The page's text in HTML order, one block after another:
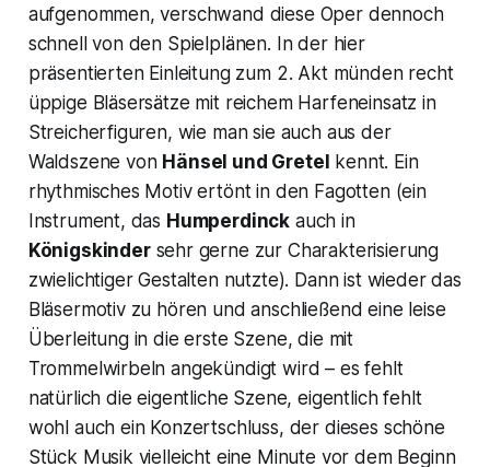
aufgenommen, verschwand diese Oper dennoch
schnell von den Spielplänen. In der hier
präsentierten Einleitung zum 2. Akt münden recht
üppige Bläsersätze mit reichem Harfeneinsatz in
Streicherfiguren, wie man sie auch aus der
Waldszene von Hänsel und Gretel
kennt. Ein
rhythmisches Motiv ertönt in den Fagotten (ein
Instrument, das Humperdinck auch in
Königskindersehr gerne zur Charakterisierung
zwielichtiger Gestalten nutzte). Dann ist wieder das
Bläsermotiv zu hören und anschließend eine leise
Überleitung in die erste Szene, die mit
Trommelwirbeln angekündigt wird – es fehlt
natürlich die eigentliche Szene, eigentlich fehlt
wohl auch ein Konzertschluss, der dieses schöne
Stück Musik vielleicht eine Minute vor dem Beginn